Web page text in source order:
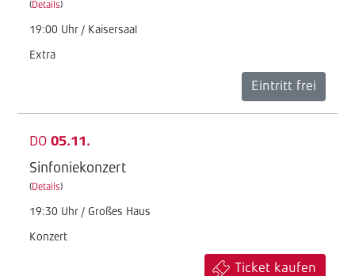
(Details)
19:00 Uhr / Kaisersaal
Extra
Eintritt frei
DO 05.11.
Sinfoniekonzert
(Details)
19:30 Uhr / Großes Haus
Konzert
Ticket kaufen